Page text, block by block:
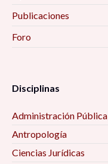
Publicaciones
Foro
Disciplinas
Administración Pública
Antropología
Ciencias Jurídicas